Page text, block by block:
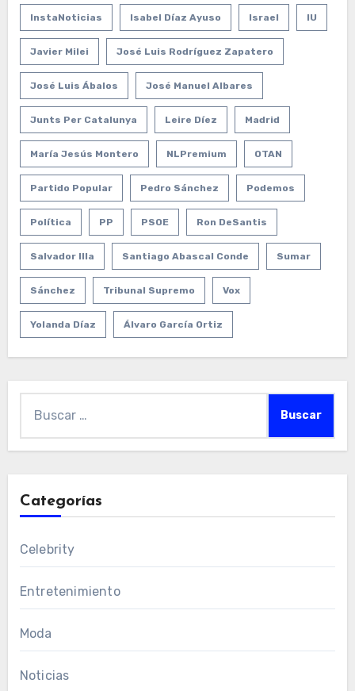
InstaNoticias Isabel Díaz Ayuso Israel IU
Javier Milei José Luis Rodríguez Zapatero
José Luis Ábalos José Manuel Albares
Junts Per Catalunya Leire Díez Madrid
María Jesús Montero NLPremium OTAN
Partido Popular Pedro Sánchez Podemos
Política PP PSOE Ron DeSantis
Salvador Illa Santiago Abascal Conde Sumar
Sánchez Tribunal Supremo Vox
Yolanda Díaz Álvaro García Ortiz
Categorías
Celebrity
Entretenimiento
Moda
Noticias